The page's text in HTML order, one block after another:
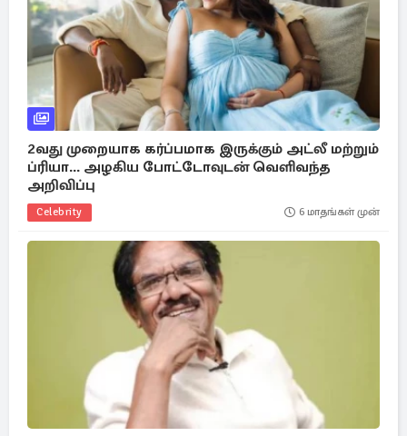
2வது முறையாக கர்ப்பமாக இருக்கும் அட்லீ மற்றும்
ப்ரியா... அழகிய போட்டோவுடன் வெளிவந்த
அறிவிப்பு
Celebrity 6 மாதங்கள் முன்